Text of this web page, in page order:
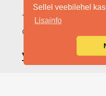
Sellel veebilehel
Lisainfo
- Pakume ka
oma pädevuse
V AATA SIIT